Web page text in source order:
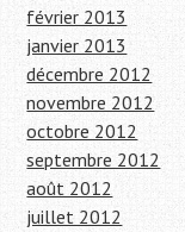
février 2013
janvier 2013
décembre 2012
novembre 2012
octobre 2012
septembre 2012
août 2012
juillet 2012